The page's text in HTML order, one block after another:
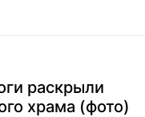
раскрыли
храма (фото)